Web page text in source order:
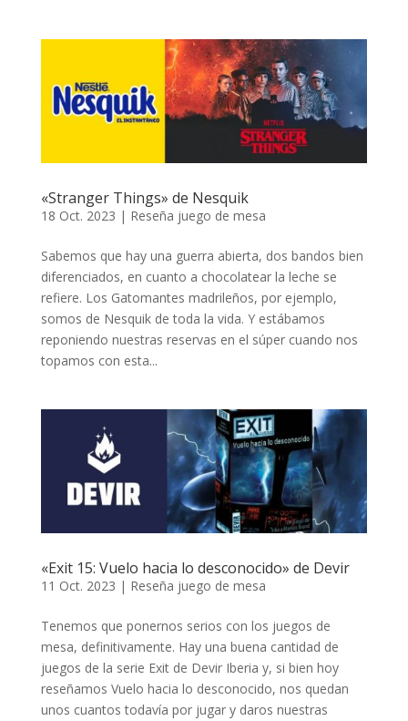
«Stranger Things» de Nesquik
18 Oct. 2023 | Reseña juego de mesa
Sabemos que hay una guerra abierta, dos bandos bien
diferenciados, en cuanto a chocolatear la leche se
refiere. Los Gatomantes madrileños, por ejemplo,
somos de Nesquik de toda la vida. Y estábamos
reponiendo nuestras reservas en el súper cuando nos
topamos con esta...
«Exit 15: Vuelo hacia lo desconocido» de Devir
11 Oct. 2023 | Reseña juego de mesa
Tenemos que ponernos serios con los juegos de
mesa, definitivamente. Hay una buena cantidad de
juegos de la serie Exit de Devir Iberia y, si bien hoy
reseñamos Vuelo hacia lo desconocido, nos quedan
unos cuantos todavía por jugar y daros nuestras